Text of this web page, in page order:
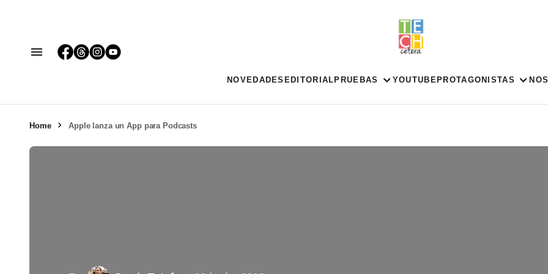
NOVEDADES EDITORIAL PRUEBAS YOUTUBE PROTAGONISTAS
Home Apple lanza un App para Podcasts